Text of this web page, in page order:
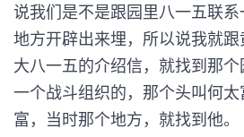
说我们是不是跟园里八一五联
地方开辟出来埋，所以说我就
大八一五的介绍信，就找到那
一个战斗组织的，那个头叫何
富，当时那个地方，就找到他。